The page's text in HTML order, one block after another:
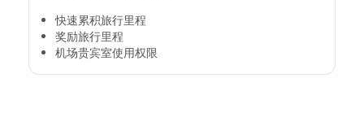
快速累积旅行里程​
奖励旅行里程​
机场贵宾室使用权限​